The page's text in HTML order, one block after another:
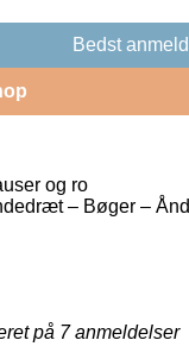
Bedst
og ro
– Bøger –
på 7anmeldelser